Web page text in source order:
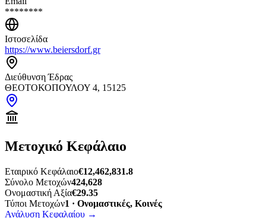
********
Ιστοσελίδα
https://www.beiersdorf.gr
Διεύθυνση Έδρας
ΘΕΟΤΟΚΟΠΟΥΛΟΥ 4, 15125
Μετοχικό Κεφάλαιο
Εταιρικό Κεφάλαιο€12,462,831.8
Σύνολο Μετοχών424,628
Ονομαστική Αξία€29.35
Τύποι Μετοχών1 · Ονομαστικές, Κοινές
Ανάλυση Κεφαλαίου →